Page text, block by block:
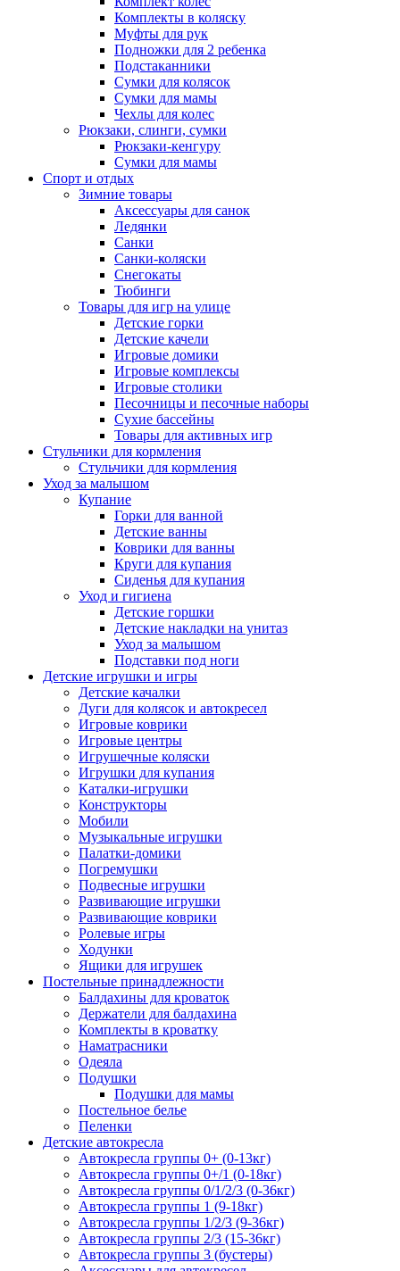
Комплекты в коляску
Муфты для рук
Подножки для 2 ребенка
Подстаканники
Сумки для колясок
Сумки для мамы
Чехлы для колес
Рюкзаки, слинги, сумки
Рюкзаки-кенгуру
Сумки для мамы
Спорт и отдых
Зимние товары
Аксессуары для санок
Ледянки
Санки
Санки-коляски
Снегокаты
Тюбинги
Товары для игр на улице
Детские горки
Детские качели
Игровые домики
Игровые комплексы
Игровые столики
Песочницы и песочные наборы
Сухие бассейны
Товары для активных игр
Стульчики для кормления
Стульчики для кормления
Уход за малышом
Купание
Горки для ванной
Детские ванны
Коврики для ванны
Круги для купания
Сиденья для купания
Уход и гигиена
Детские горшки
Детские накладки на унитаз
Уход за малышом
Подставки под ноги
Детские игрушки и игры
Детские качалки
Дуги для колясок и автокресел
Игровые коврики
Игровые центры
Игрушечные коляски
Игрушки для купания
Каталки-игрушки
Конструкторы
Мобили
Музыкальные игрушки
Палатки-домики
Погремушки
Подвесные игрушки
Развивающие игрушки
Развивающие коврики
Ролевые игры
Ходунки
Ящики для игрушек
Постельные принадлежности
Балдахины для кроваток
Держатели для балдахина
Комплекты в кроватку
Наматрасники
Одеяла
Подушки
Подушки для мамы
Постельное белье
Пеленки
Детские автокресла
Автокресла группы 0+ (0-13кг)
Автокресла группы 0+/1 (0-18кг)
Автокресла группы 0/1/2/3 (0-36кг)
Автокресла группы 1 (9-18кг)
Автокресла группы 1/2/3 (9-36кг)
Автокресла группы 2/3 (15-36кг)
Автокресла группы 3 (бустеры)